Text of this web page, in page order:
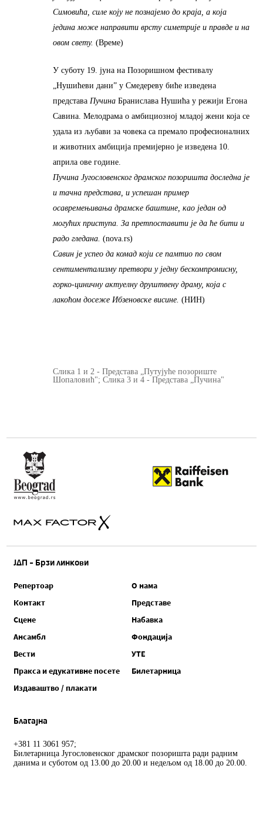
Симовића, силе коју не познајемо до краја, а која
једина може направити врсту симетрије и правде и на
овом свету. (Време)
У суботу 19. јуна на Позоришном фестивалу
„Нушићеви дани” у Смедереву биће изведена
представа ПучинаБранислава Нушића у режији Егона
Савина. Мелодрама о амбициозној младој жени која се
удала из љубави за човека са премало професионалних
и животних амбиција премијерно је изведена 10.
априла ове године.
Пучина Југословенског драмског позоришта доследна је
и тачна представа, и успешан пример
осавремењивања драмске баштине, као један од
могућих приступа. За претпоставити је да ће бити и
радо гледана. (nova.rs)
Савин је успео да комад који се памтио по свом
сентиментализму претвори у једну бескомпромисну,
горко-циничну актуелну друштвену драму, која с
лакоћом досеже Ибзеновске висине. (НИН)
Слика 1 и 2 - Представа „Путујуће позориште
Шопаловић"; Слика 3 и 4 - Представа „Пучина"
ЈДП - Брзи линкови
Репертоар
О нама
Контакт
Представе
Сцене
Набавка
Ансамбл
Фондација
Вести
УТЕ
Пракса и едукативне посете
Билетарница
Издаваштво / плакати
Благајна
+381 11 3061 957;
Билетарница Југословенског драмског позоришта ради радним
данима и суботом од 13.00 до 20.00 и недељом од 18.00 до 20.00.